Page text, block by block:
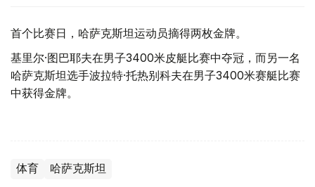
首个比赛日，哈萨克斯坦运动员摘得两枚金牌。
基里尔·图巴耶夫在男子3400米皮艇比赛中夺冠，而另一名
哈萨克斯坦选手波拉特·托热别科夫在男子3400米赛艇比赛
中获得金牌。
体育 哈萨克斯坦